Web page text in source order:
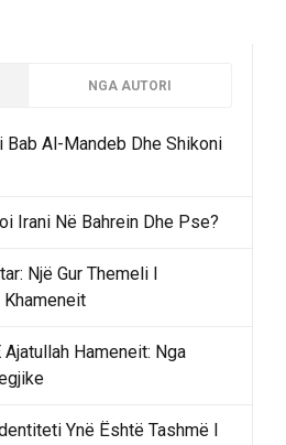
NGA AUTORI
Al-Mandeb Dhe Shikoni
Irani Në Bahrein Dhe Pse?
Një Gur Themeli I
Hameneit: Nga
Ynë Është Tashmë I